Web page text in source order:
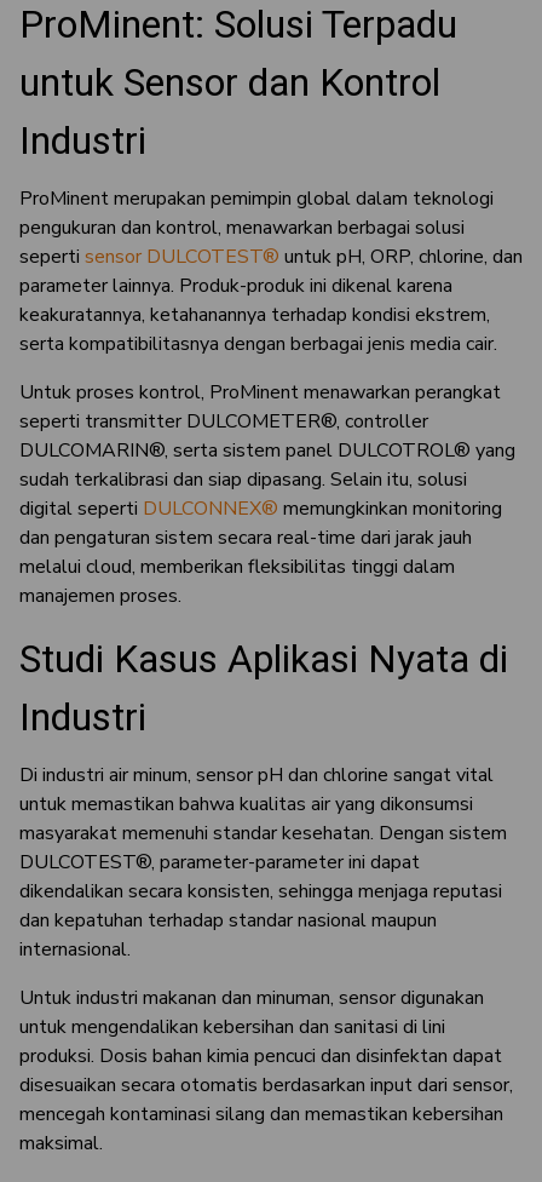
ProMinent: Solusi Terpadu
untuk Sensor dan Kontrol
Industri
ProMinent merupakan pemimpin global dalam teknologi
pengukuran dan kontrol, menawarkan berbagai solusi
seperti sensor DULCOTEST® untuk pH, ORP, chlorine, dan
parameter lainnya. Produk-produk ini dikenal karena
keakuratannya, ketahanannya terhadap kondisi ekstrem,
serta kompatibilitasnya dengan berbagai jenis media cair.
Untuk proses kontrol, ProMinent menawarkan perangkat
seperti transmitter DULCOMETER®, controller
DULCOMARIN®, serta sistem panel DULCOTROL® yang
sudah terkalibrasi dan siap dipasang. Selain itu, solusi
digital seperti DULCONNEX® memungkinkan monitoring
dan pengaturan sistem secara real-time dari jarak jauh
melalui cloud, memberikan fleksibilitas tinggi dalam
manajemen proses.
Studi Kasus Aplikasi Nyata di
Industri
Di industri air minum, sensor pH dan chlorine sangat vital
untuk memastikan bahwa kualitas air yang dikonsumsi
masyarakat memenuhi standar kesehatan. Dengan sistem
DULCOTEST®, parameter-parameter ini dapat
dikendalikan secara konsisten, sehingga menjaga reputasi
dan kepatuhan terhadap standar nasional maupun
internasional.
Untuk industri makanan dan minuman, sensor digunakan
untuk mengendalikan kebersihan dan sanitasi di lini
produksi. Dosis bahan kimia pencuci dan disinfektan dapat
disesuaikan secara otomatis berdasarkan input dari sensor,
mencegah kontaminasi silang dan memastikan kebersihan
maksimal.